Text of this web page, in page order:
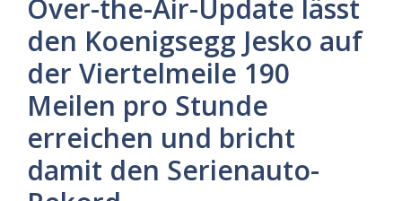
Over-the-Air-Update lässt
den Koenigsegg Jesko auf
der Viertelmeile 190
Meilen pro Stunde
erreichen und bricht
damit den Serienauto-